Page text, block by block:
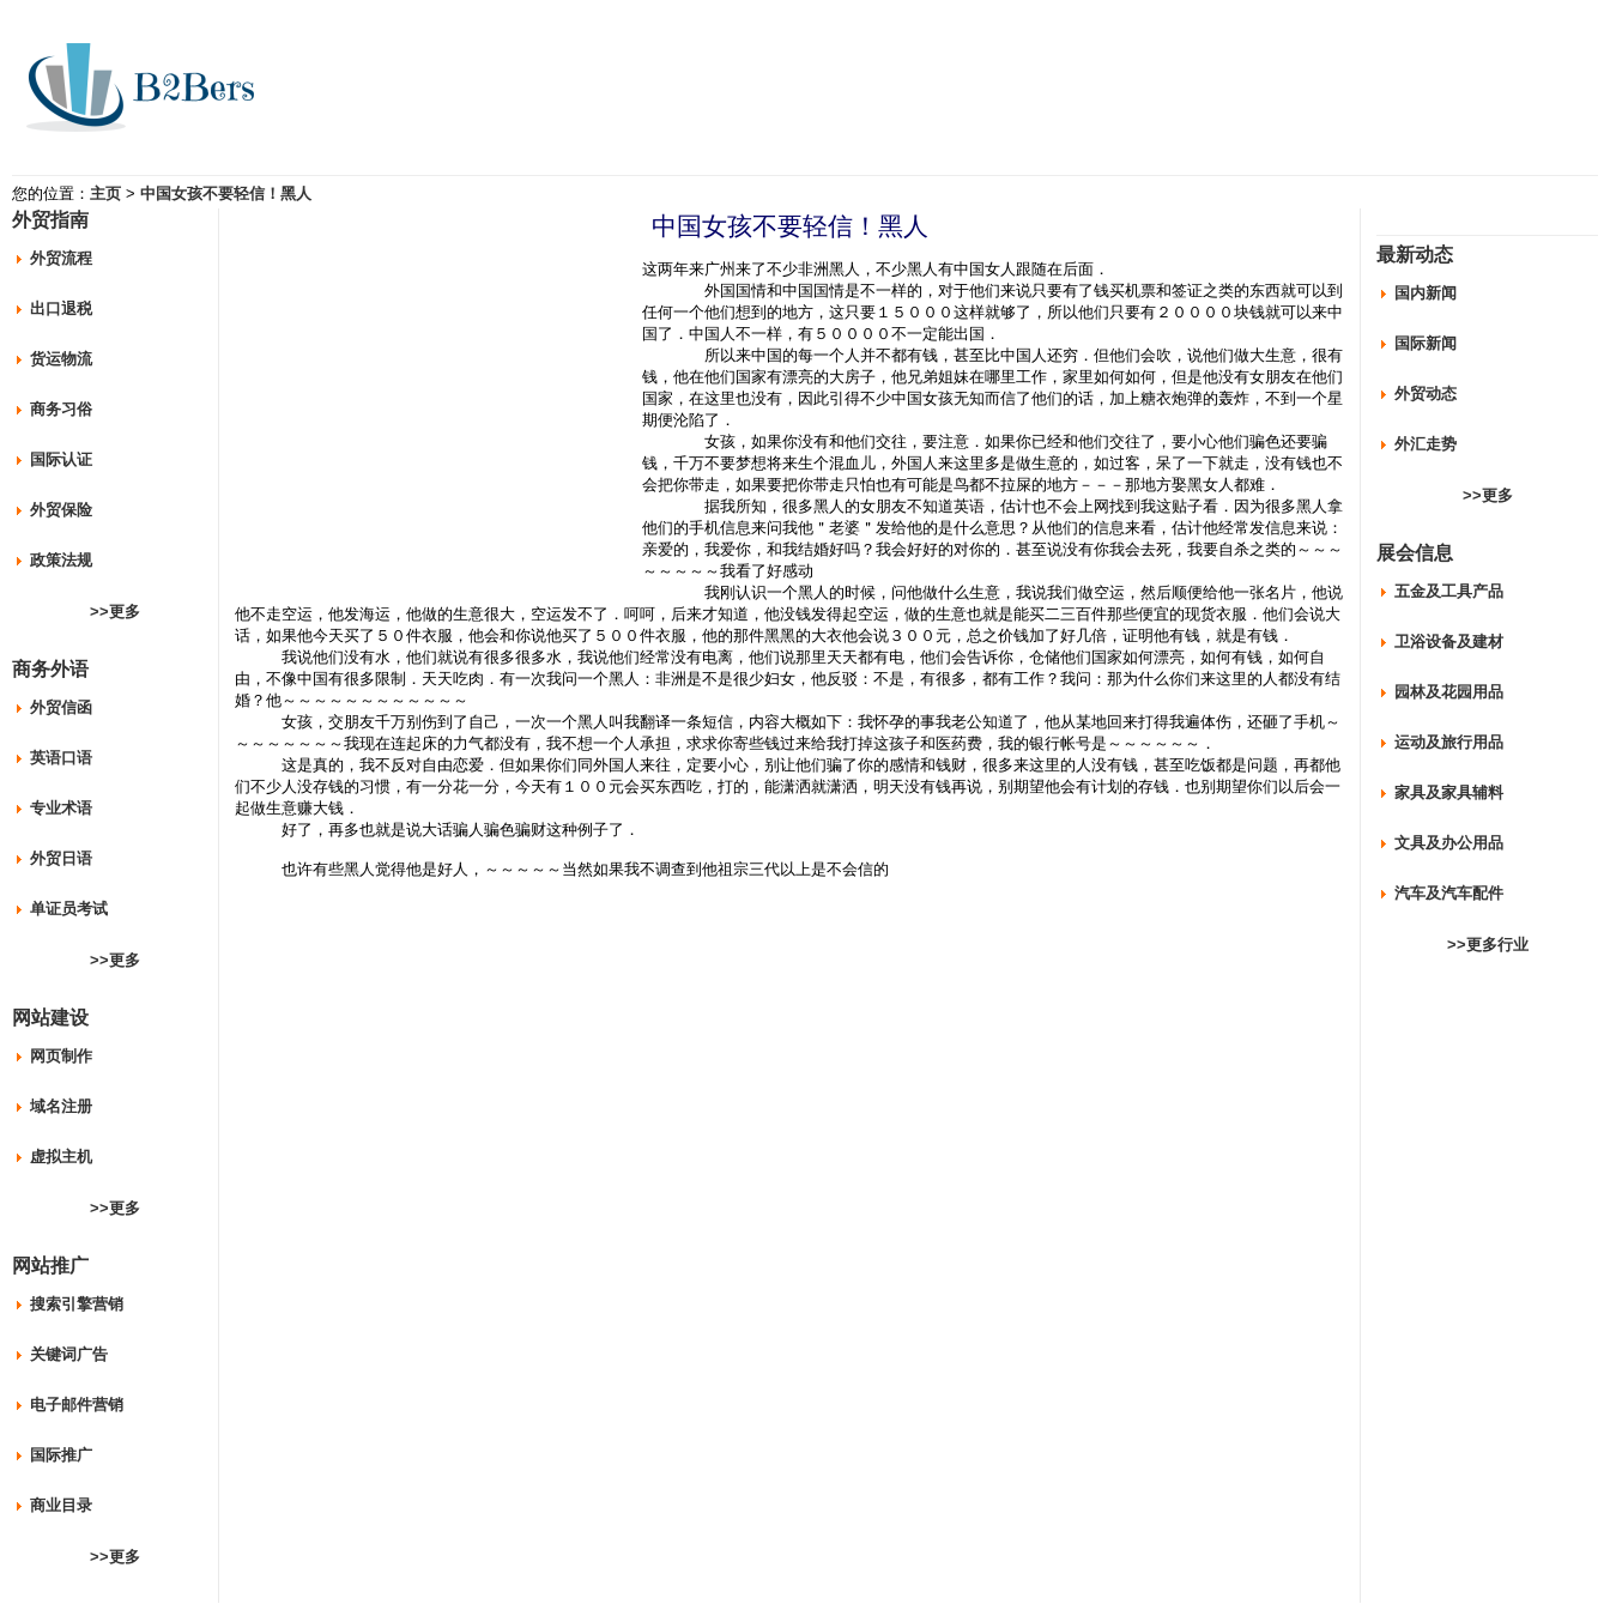
您的位置： 主页 > 中国女孩不要轻信！黑人
外贸指南
外贸流程
出口退税
货运物流
商务习俗
国际认证
外贸保险
政策法规
>>更多
商务外语
外贸信函
英语口语
专业术语
外贸日语
单证员考试
>>更多
网站建设
网页制作
域名注册
虚拟主机
>>更多
网站推广
搜索引擎营销
关键词广告
电子邮件营销
国际推广
商业目录
>>更多
中国女孩不要轻信！黑人
这两年来广州来了不少非洲黑人，不少黑人有中国女人跟随在后面．
外国国情和中国国情是不一样的，对于他们来说只要有了钱买机票和签证之类的东西就可以到
任何一个他们想到的地方，这只要１５０００这样就够了，所以他们只要有２００００块钱就可以来中
国了．中国人不一样，有５００００不一定能出国．
所以来中国的每一个人并不都有钱，甚至比中国人还穷．但他们会吹，说他们做大生意，很有
钱，他在他们国家有漂亮的大房子，他兄弟姐妹在哪里工作，家里如何如何，但是他没有女朋友在他们
国家，在这里也没有，因此引得不少中国女孩无知而信了他们的话，加上糖衣炮弹的轰炸，不到一个星
期便沦陷了．
女孩，如果你没有和他们交往，要注意．如果你已经和他们交往了，要小心他们骗色还要骗
钱，千万不要梦想将来生个混血儿，外国人来这里多是做生意的，如过客，呆了一下就走，没有钱也不
会把你带走，如果要把你带走只怕也有可能是鸟都不拉屎的地方－－－那地方娶黑女人都难．
据我所知，很多黑人的女朋友不知道英语，估计也不会上网找到我这贴子看．因为很多黑人拿
他们的手机信息来问我他＂老婆＂发给他的是什么意思？从他们的信息来看，估计他经常发信息来说：
亲爱的，我爱你，和我结婚好吗？我会好好的对你的．甚至说没有你我会去死，我要自杀之类的～～～
～～～～～我看了好感动
我刚认识一个黑人的时候，问他做什么生意，我说我们做空运，然后顺便给他一张名片，他说
他不走空运，他发海运，他做的生意很大，空运发不了．呵呵，后来才知道，他没钱发得起空运，做的生意也就是能买二三百件那些便宜的现货衣服．他们会说大
话，如果他今天买了５０件衣服，他会和你说他买了５００件衣服，他的那件黑黑的大衣他会说３００元，总之价钱加了好几倍，证明他有钱，就是有钱．
我说他们没有水，他们就说有很多很多水，我说他们经常没有电离，他们说那里天天都有电，他们会告诉你，仓储他们国家如何漂亮，如何有钱，如何自
由，不像中国有很多限制．天天吃肉．有一次我问一个黑人：非洲是不是很少妇女，他反驳：不是，有很多，都有工作？我问：那为什么你们来这里的人都没有结
婚？他～～～～～～～～～～～～
女孩，交朋友千万别伤到了自己，一次一个黑人叫我翻译一条短信，内容大概如下：我怀孕的事我老公知道了，他从某地回来打得我遍体伤，还砸了手机～
～～～～～～～我现在连起床的力气都没有，我不想一个人承担，求求你寄些钱过来给我打掉这孩子和医药费，我的银行帐号是～～～～～～．
这是真的，我不反对自由恋爱．但如果你们同外国人来往，定要小心，别让他们骗了你的感情和钱财，很多来这里的人没有钱，甚至吃饭都是问题，再都他
们不少人没存钱的习惯，有一分花一分，今天有１００元会买东西吃，打的，能潇洒就潇洒，明天没有钱再说，别期望他会有计划的存钱．也别期望你们以后会一
起做生意赚大钱．
好了，再多也就是说大话骗人骗色骗财这种例子了．
也许有些黑人觉得他是好人，～～～～～当然如果我不调查到他祖宗三代以上是不会信的
最新动态
国内新闻
国际新闻
外贸动态
外汇走势
>>更多
展会信息
五金及工具产品
卫浴设备及建材
园林及花园用品
运动及旅行用品
家具及家具辅料
文具及办公用品
汽车及汽车配件
>>更多行业